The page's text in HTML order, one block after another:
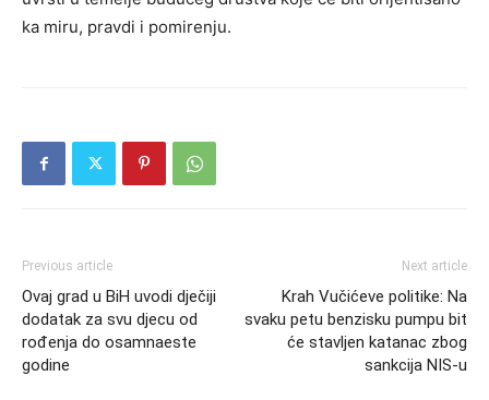
ka miru, pravdi i pomirenju.
Previous article
Ovaj grad u BiH uvodi dječiji
dodatak za svu djecu od
rođenja do osamnaeste
godine
Next article
Krah Vučićeve politike: Na
svaku petu benzisku pumpu bit
će stavljen katanac zbog
sankcija NIS-u